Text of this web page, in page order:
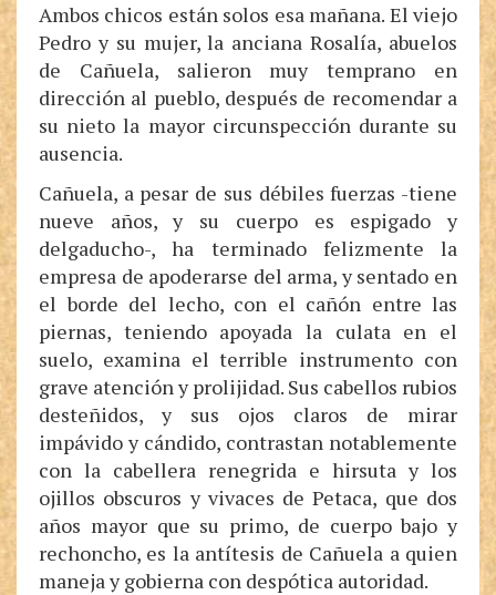
Ambos chicos están solos esa mañana. El viejo
Pedro y su mujer, la anciana Rosalía, abuelos
de Cañuela, salieron muy temprano en
dirección al pueblo, después de recomendar a
su nieto la mayor circunspección durante su
ausencia.
Cañuela, a pesar de sus débiles fuerzas -tiene
nueve años, y su cuerpo es espigado y
delgaducho-, ha terminado felizmente la
empresa de apoderarse del arma, y sentado en
el borde del lecho, con el cañón entre las
piernas, teniendo apoyada la culata en el
suelo, examina el terrible instrumento con
grave atención y prolijidad. Sus cabellos rubios
desteñidos, y sus ojos claros de mirar
impávido y cándido, contrastan notablemente
con la cabellera renegrida e hirsuta y los
ojillos obscuros y vivaces de Petaca, que dos
años mayor que su primo, de cuerpo bajo y
rechoncho, es la antítesis de Cañuela a quien
maneja y gobierna con despótica autoridad.